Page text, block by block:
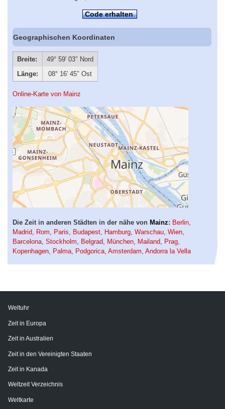
Code erhalten
Geographischen Koordinaten
Breite:
49° 59′ 03″ Nord
Länge:
08° 16′ 45″ Ost
Online-Karte von Mainz
Die Zeit in anderen Städten in der nähe von Mainz: Berlin
Madrid
Rom Paris Budapest Hamburg Warschau Wien
Barcelona Stockholm Belgrad München Mailand Prag
Kopenhagen
Palma Podgorica Amsterdam Andorra la Vella
Weltuhr
Zeit in Europa
Zeit in Australien
Zeit in den Vereinigten Staaten
Zeit in Kanada
Weltzeit Verzeichnis
Weltkarte